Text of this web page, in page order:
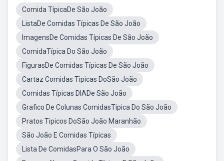
Comida TípicaDe São João
ListaDe Comidas Típicas De São João
ImagensDe Comidas Típicas De São João
ComidaTípica Do São João
FigurasDe Comidas Típicas De São João
Cartaz Comidas Tipicas DoSão João
Comidas Típicas DIADe São João
Grafico De Colunas ComidasTipica Do São João
Pratos Tipicos DoSão João Maranhão
São João E Comidas Típicas
Lista De ComidasPara O São João